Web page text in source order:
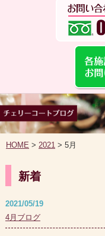
HOME > 2021 > 5月
新着
2021/05/19
4月ブログ